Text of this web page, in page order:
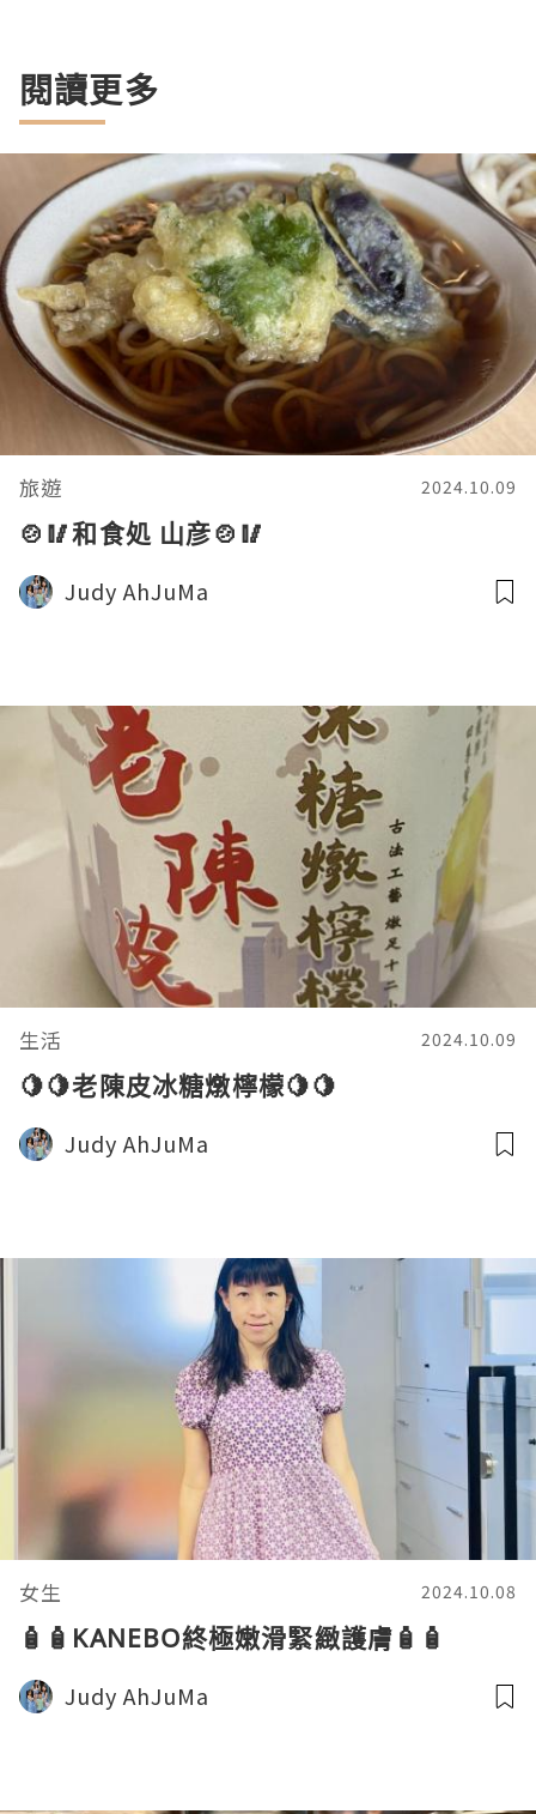
閱讀更多
旅遊 2024.10.09
🍲🥢和食処 山彦🍲🥢
Judy AhJuMa
生活 2024.10.09
🍋🍋老陳皮冰糖燉檸檬🍋🍋
Judy AhJuMa
女生 2024.10.08
🧴🧴KANEBO終極嫩滑緊緻護膚🧴🧴
Judy AhJuMa